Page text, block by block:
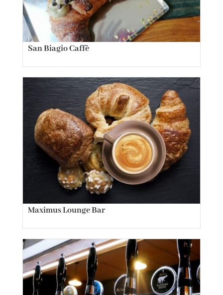
San Biagio Caffè
Maximus Lounge Bar